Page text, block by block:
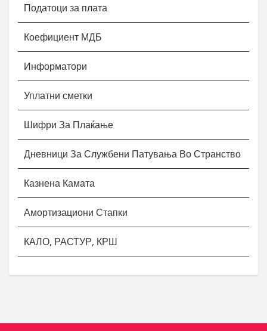
Податоци за плата
Коефициент МДБ
Информатори
Уплатни сметки
Шифри За Плаќање
Дневници За Службени Патувања Во Странство
Казнена Камата
Амортизациони Стапки
КАЛО, РАСТУР, КРШ